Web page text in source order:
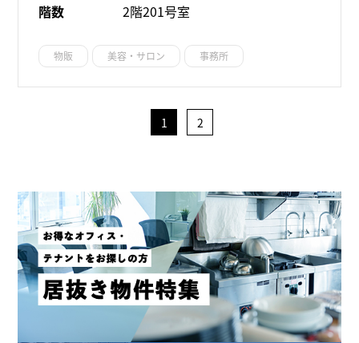
階数
2階201号室
物販 美容・サロン 事務所
1 2